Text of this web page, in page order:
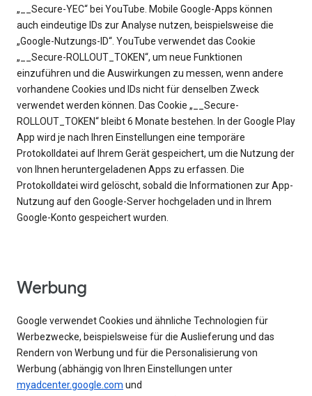
„__Secure-YEC“ bei YouTube. Mobile Google-Apps können
auch eindeutige IDs zur Analyse nutzen, beispielsweise die
„Google-Nutzungs-ID“. YouTube verwendet das Cookie
„__Secure-ROLLOUT_TOKEN“, um neue Funktionen
einzuführen und die Auswirkungen zu messen, wenn andere
vorhandene Cookies und IDs nicht für denselben Zweck
verwendet werden können. Das Cookie „__Secure-
ROLLOUT_TOKEN“ bleibt 6 Monate bestehen. In der Google Play
App wird je nach Ihren Einstellungen eine temporäre
Protokolldatei auf Ihrem Gerät gespeichert, um die Nutzung der
von Ihnen heruntergeladenen Apps zu erfassen. Die
Protokolldatei wird gelöscht, sobald die Informationen zur App-
Nutzung auf den Google-Server hochgeladen und in Ihrem
Google-Konto gespeichert wurden.
Werbung
Google verwendet Cookies und ähnliche Technologien für
Werbezwecke, beispielsweise für die Auslieferung und das
Rendern von Werbung und für die Personalisierung von
Werbung (abhängig von Ihren Einstellungen unter
myadcenter.google.com und